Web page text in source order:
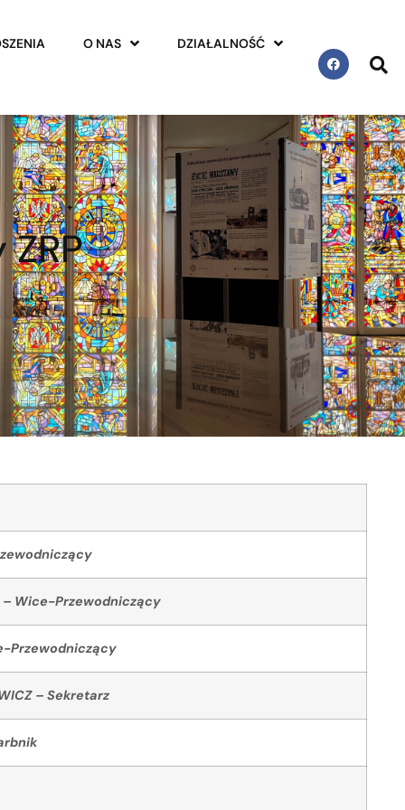
O NAS DZIAŁALNOŚĆ
– Wice-Przewodniczący
Przewodniczący
– Sekretarz